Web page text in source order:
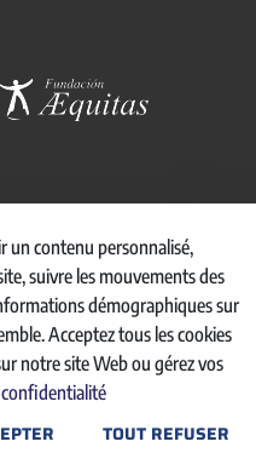
TRATAMIENTO
un contenu personnalisé,
suivre les mouvements des
démographiques sur
Acceptez tous les cookies
notre site Web ou gérez vos
TOUT REFUSER